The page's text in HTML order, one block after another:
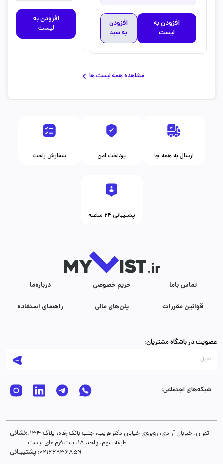
افزودن به
لیست
افزودن
به سبد
افزودن به
لیست
مشاهده همه لیست ها
سفارش راحت پرداخت امن ارسال به همه جا
پشتیبانی ۲۴ ساعته
درباره‌ما حریم خصوصی تماس با‌ما
راهنمای استفاده پلن‌های مالی قوانین مقررات
عضویت در باشگاه مشتریان:
شبکه‌های اجتماعی:
نشانی:تهران، خیابان آزادی، روبروی خیابان دکتر قریب، جنب بانک رفاه، پلاک 134،
طبقه سوم، واحد 18، پلت فرم مای لیست
پشتیبـانی :02166936859